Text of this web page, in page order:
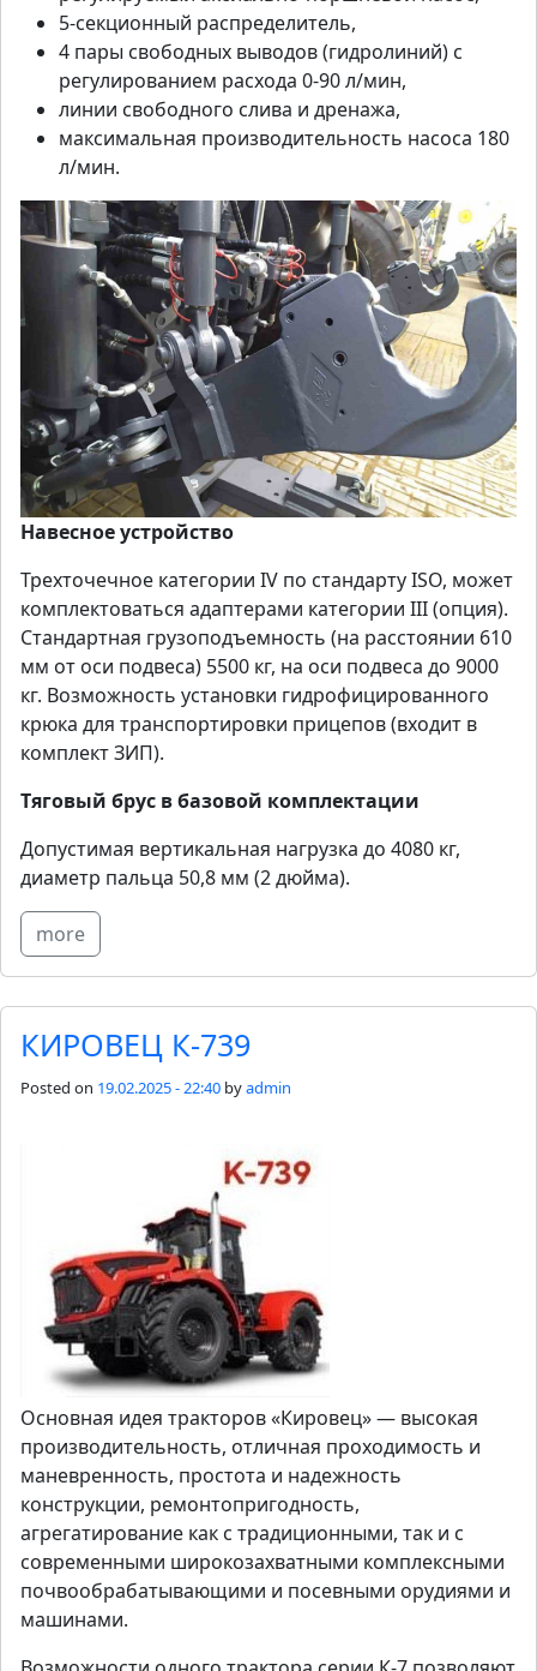
5-секционный распределитель,
4 пары свободных выводов (гидролиний) с
регулированием расхода 0-90 л/мин,
линии свободного слива и дренажа,
максимальная производительность насоса 180
л/мин.
Навесное устройство
Трехточечное категории IV по стандарту ISO, может
комплектоваться адаптерами категории III (опция).
Стандартная грузоподъемность (на расстоянии 610
мм от оси подвеса) 5500 кг, на оси подвеса до 9000
кг. Возможность установки гидрофицированного
крюка для транспортировки прицепов (входит в
комплект ЗИП).
Тяговый брус в базовой комплектации
Допустимая вертикальная нагрузка до 4080 кг,
диаметр пальца 50,8 мм (2 дюйма).
more
КИРОВЕЦ К-739
Posted on 19.02.2025 - 22:40 byadmin
Основная идея тракторов «Кировец» — высокая
производительность, отличная проходимость и
маневренность, простота и надежность
конструкции, ремонтопригодность,
агрегатирование как c традиционными, так и c
современными широкозахватными комплексными
почвообрабатывающими и посевными орудиями и
машинами.